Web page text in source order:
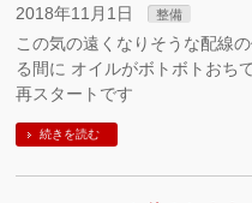
2018年11月1日 整備
この気の遠くなりそうな配線
る間に オイルがボトボトおち
再スタートです
続きを読む